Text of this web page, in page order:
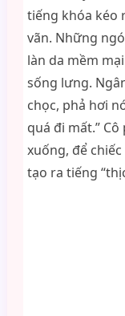
tiếng khóa kéo
vãn. Những
làn da mềm
sống lưng.
chọc, phả hơi
quá đi mất.”
xuống, để
tạo ra tiếng